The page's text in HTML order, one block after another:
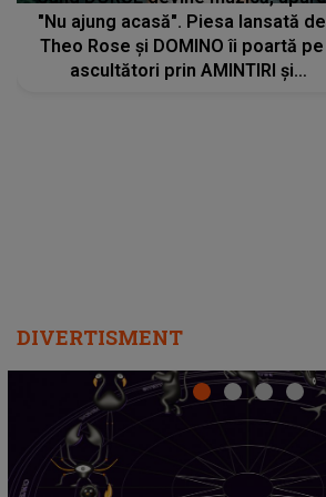
"Nu ajung acasă". Piesa lansată de
Theo Rose și DOMINO îi poartă pe
ascultători prin AMINTIRI și
DIVERTISMENT